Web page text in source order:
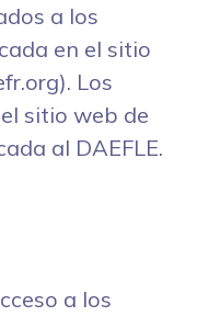
a los
en el sitio
Los
sitio web de
al DAEFLE.
a los